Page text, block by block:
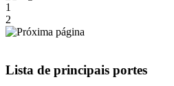
1
2
Lista de principais portes